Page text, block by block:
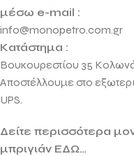
μέσω e-mail :
info@monopetro.com.gr
Κατάστημα :
Βουκουρεστίου 35
Αποστέλλουμε στο
UPS.
Δείτε περισσότερα
μπριγιάν ΕΔΩ…